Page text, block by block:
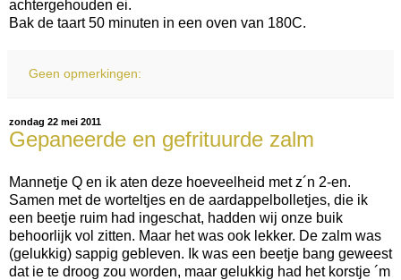
achtergehouden ei.
Bak de taart 50 minuten in een oven van 180C.
Geen opmerkingen:
zondag 22 mei 2011
Gepaneerde en gefrituurde zalm
Mannetje Q en ik aten deze hoeveelheid met z´n 2-en.
Samen met de worteltjes en de aardappelbolletjes, die ik
een beetje ruim had ingeschat, hadden wij onze buik
behoorlijk vol zitten. Maar het was ook lekker. De zalm was
(gelukkig) sappig gebleven. Ik was een beetje bang geweest
dat ie te droog zou worden, maar gelukkig had het korstje ´m